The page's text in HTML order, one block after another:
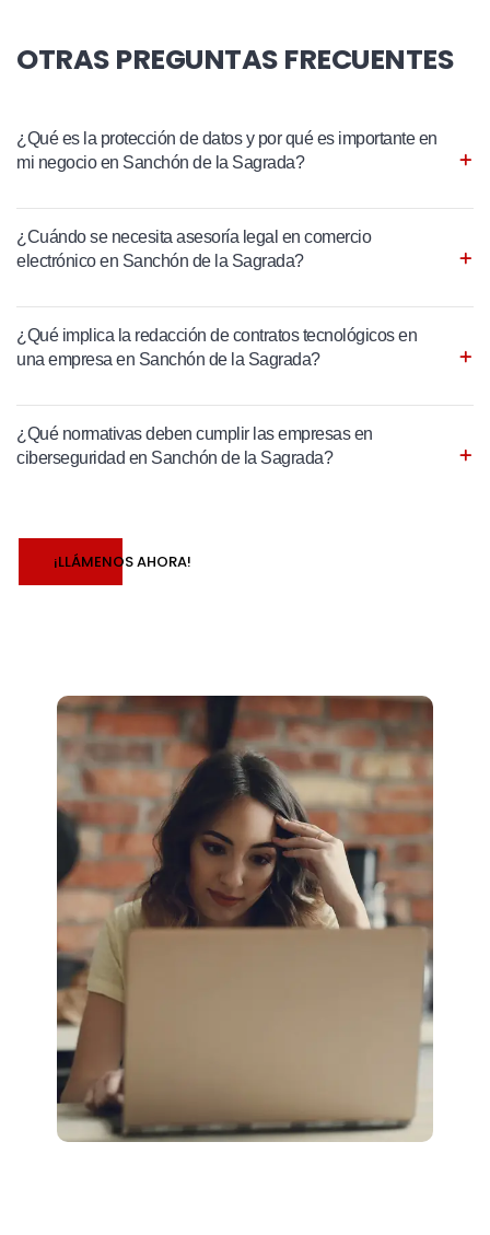
OTRAS PREGUNTAS FRECUENTES
¿Qué es la protección de datos y por qué es importante en
mi negocio en Sanchón de la Sagrada?
¿Cuándo se necesita asesoría legal en comercio
electrónico en Sanchón de la Sagrada?
¿Qué implica la redacción de contratos tecnológicos en
una empresa en Sanchón de la Sagrada?
¿Qué normativas deben cumplir las empresas en
ciberseguridad en Sanchón de la Sagrada?
¡LLÁMENOS AHORA!